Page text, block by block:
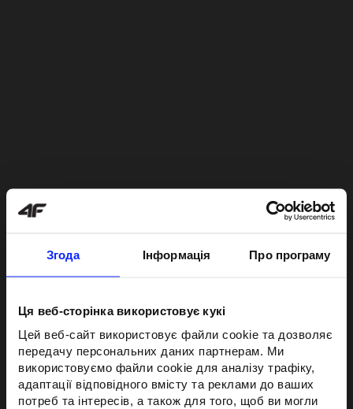
Згода Інформація Про програму
Ця веб-сторінка використовує кукі
Цей веб-сайт використовує файли cookie та дозволяє
передачу персональних даних партнерам. Ми
використовуємо файли cookie для аналізу трафіку,
адаптації відповідного вмісту та реклами до ваших
потреб та інтересів, а також для того, щоб ви могли